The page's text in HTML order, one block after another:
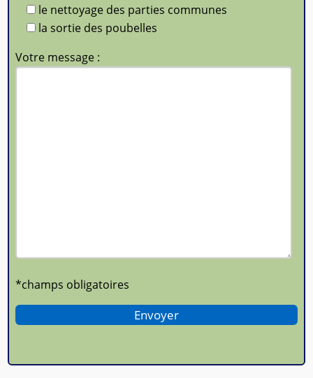
le nettoyage des parties communes
la sortie des poubelles
Votre message :
*champs obligatoires